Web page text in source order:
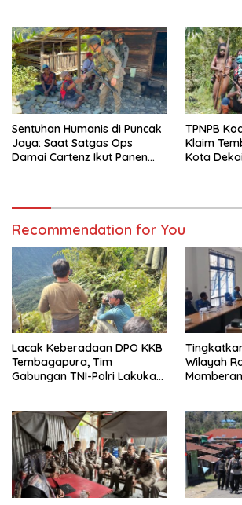
Sentuhan Humanis di Puncak
Jaya: Saat Satgas Ops
Damai Cartenz Ikut Panen
TPNPB
Klaim
Kota
Recommendation for You
Lacak Keberadaan DPO KKB
Tembagapura, Tim
Gabungan TNI-Polri Lakukan
Wilayah